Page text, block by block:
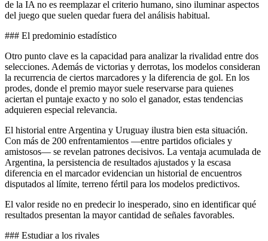
de la IA no es reemplazar el criterio humano, sino iluminar aspectos
del juego que suelen quedar fuera del análisis habitual.
### El predominio estadístico
Otro punto clave es la capacidad para analizar la rivalidad entre dos
selecciones. Además de victorias y derrotas, los modelos consideran
la recurrencia de ciertos marcadores y la diferencia de gol. En los
prodes, donde el premio mayor suele reservarse para quienes
aciertan el puntaje exacto y no solo el ganador, estas tendencias
adquieren especial relevancia.
El historial entre Argentina y Uruguay ilustra bien esta situación.
Con más de 200 enfrentamientos —entre partidos oficiales y
amistosos— se revelan patrones decisivos. La ventaja acumulada de
Argentina, la persistencia de resultados ajustados y la escasa
diferencia en el marcador evidencian un historial de encuentros
disputados al límite, terreno fértil para los modelos predictivos.
El valor reside no en predecir lo inesperado, sino en identificar qué
resultados presentan la mayor cantidad de señales favorables.
### Estudiar a los rivales